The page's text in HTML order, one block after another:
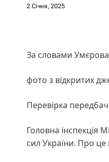
2 Січня, 2025
За словами
фото з відкритих
Перевірка
Головна інспекція
сил України. Про це